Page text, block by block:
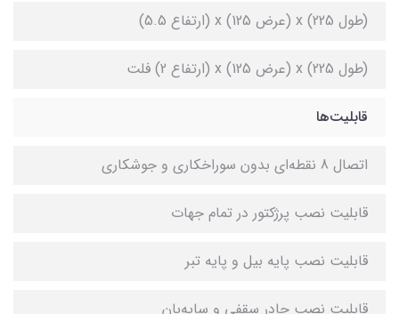
(طول 225) x (عرض 125) x (ارتفاع 5.5)
(طول 225) x (عرض 125) x (ارتفاع 2) فلت
قابلیت‌ها
اتصال 8 نقطه‌ای بدون سوراخکاری و جوشکاری
قابلیت نصب پرژکتور در تمام جهات
قابلیت نصب پایه بیل و پایه تبر
قابلیت نصب چادر سقفی و سایه‌بان